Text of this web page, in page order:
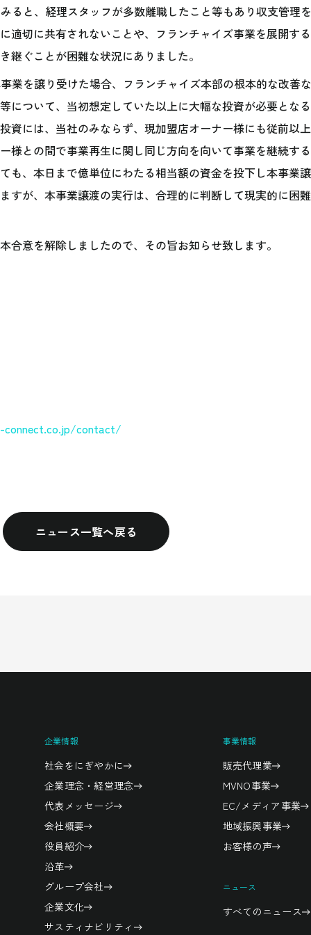
ると、経理スタッフが多数離職したこと等もあり収支管理
適切に共有されないことや、フランチャイズ事業を展開す
継ぐことが困難な状況にありました。
業を譲り受けた場合、フランチャイズ本部の根本的な改善
について、当初想定していた以上に大幅な投資が必要とな
資には、当社のみならず、現加盟店オーナー様にも従前以
様との間で事業再生に関し同じ方向を向いて事業を継続す
も、本日まで億単位にわたる相当額の資金を投下し本事業
すが、本事業譲渡の実行は、合理的に判断して現実的に困
合意を解除しましたので、その旨お知らせ致します。
contact/
ニュース一覧へ戻る
企業情報
社会をにぎやかに
企業理念・経営理念
代表メッセージ
会社概要
役員紹介
沿革
グループ会社
企業文化
サスティナビリティ
事業情報
販売代理業
MVNO事業
EC/メディア事業
地域振興事業
お客様の声
ニュース
すべてのニュース